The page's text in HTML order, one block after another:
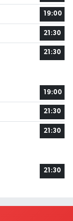
19:00
21:30
21:30
19:00
21:30
21:30
21:30